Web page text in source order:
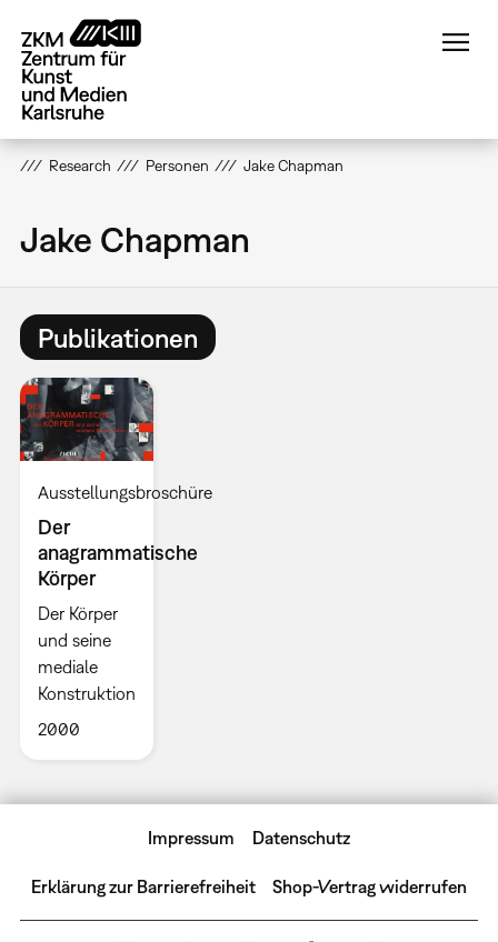
zum
Inhalt
Research Personen Jake Chapman
Jake Chapman
Publikationen
Ausstellungsbroschüre
Der
anagrammatische
Körper
Der Körper
und seine
mediale
Konstruktion
2000
Impressum Datenschutz
Erklärung zur Barrierefreiheit Shop-Vertrag widerrufen